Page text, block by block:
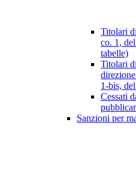
Titolari
co. 1,
tabelle)
Titolari
1-bis,
Cessati
Sanzioni per